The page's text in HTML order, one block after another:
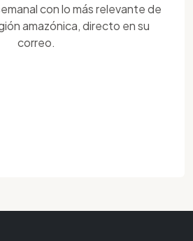
con lo más relevante de
amazónica, directo en su
correo.